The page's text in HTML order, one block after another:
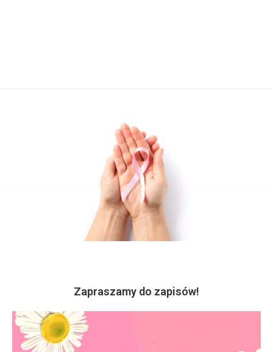
Zapraszamy do zapisów!